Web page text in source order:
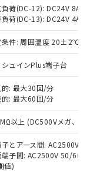
荷(DC-12): DC24V 8A/
負荷(DC-13): DC24V 4A/
条件: 周囲温度 20±2℃、
シュインPlus端子台
的: 最大30回/分
的: 最大60回/分
以上 (DC500Vメガ、点
子とアース間: AC2500V
端子間: AC2500V 50/
値)
事業取扱
準価格
もので
中には、
品もある
結果は、
社内デー
あり、閲
および標
ことをご
物質）の
確認中の
物で、有
品として
などや
ビフェニル
エーテル類
国RoHSの
国RoHSの
。
へお問
Cd(カドミウ
化ビフェ
ち、外国
る商品
）を輸出
は、日本
取引許
続きを